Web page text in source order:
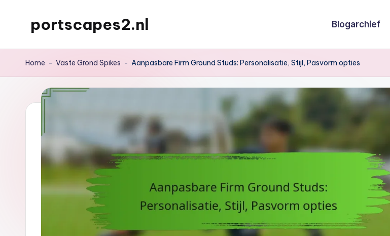
portscapes2.nl Blogarchief
Home - Vaste Grond Spikes - Aanpasbare Firm Ground Studs: Personalisatie, Stijl, Pasvorm opties